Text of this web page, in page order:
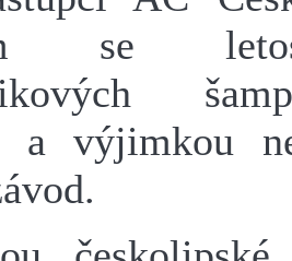
se
a výjimkou